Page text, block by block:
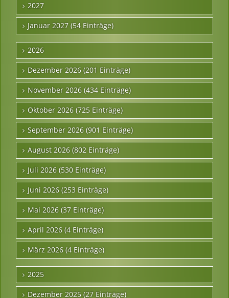
2027
Januar 2027 (54 Einträge)
2026
Dezember 2026 (201 Einträge)
November 2026 (434 Einträge)
Oktober 2026 (725 Einträge)
September 2026 (901 Einträge)
August 2026 (802 Einträge)
Juli 2026 (530 Einträge)
Juni 2026 (253 Einträge)
Mai 2026 (37 Einträge)
April 2026 (4 Einträge)
März 2026 (4 Einträge)
2025
Dezember 2025 (27 Einträge)